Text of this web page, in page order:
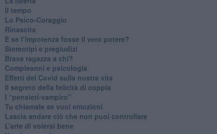
​Il tempo
​Lo Psico-Coraggio
Rinascita
​E se l’impotenza fosse il vero potere?
Stereotipi e pregiudizi
​Brava ragazza a chi?
​Compleanni e psicologia
Effetti del Covid sulla nostra vita
Il segreto della felicità di coppia
​I “pensieri-vampiro”
​Tu chiamale se vuoi emozioni
​Lascia andare ciò che non puoi controllare
L’arte di volersi bene